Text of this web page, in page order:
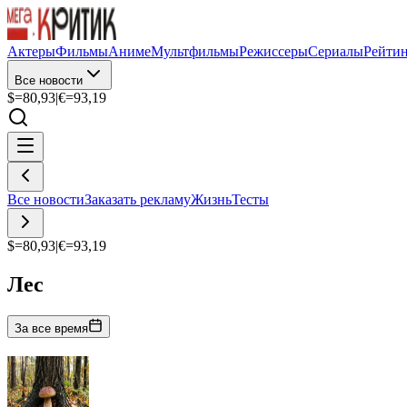
АктерыФильмыАнимеМультфильмыРежиссерыСериалы
Все новости
$=80,93|€=93,19
Все новостиЗаказать рекламуЖизньТесты
$=80,93|€=93,19
Лес
За все время